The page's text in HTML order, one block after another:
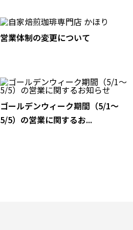
営業体制の変更について
ゴールデンウィーク期間（5/1～
5/5）の営業に関するお...